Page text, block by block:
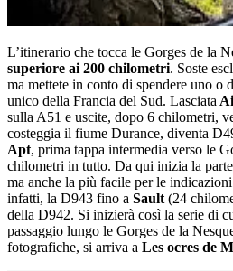
L’itinerario che tocca le Gorges de la
superiore ai 200 chilometri. Soste
ma mettete in conto di spendere uno o
unico della Francia del Sud. Lasciata
sulla A51 e uscite, dopo 6 chilometri,
costeggia il fiume Durance, diventa
Apt, prima tappa intermedia verso le
chilometri in tutto. Da qui inizia la
ma anche la più facile per le
infatti, la D943 fino a Sault (24
della D942. Si inizierà così la serie di
passaggio lungo le Gorges de la
fotografiche, si arriva a Les ocres de